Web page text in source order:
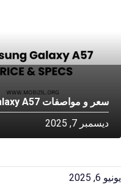
سعر و مواصفات Samsung Galaxy A57
ديسمبر 7, 2025
يونيو 6, 2025